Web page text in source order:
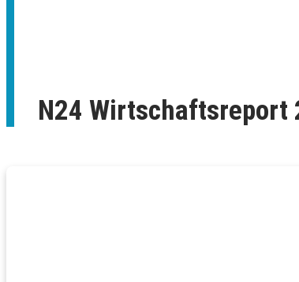
N24 Wirtschaftsreport